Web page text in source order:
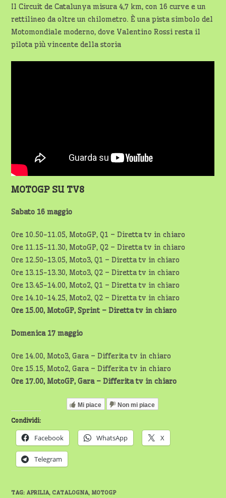
Il Circuit de Catalunya misura 4,7 km, con 16 curve e un
rettilineo da oltre un chilometro. È una pista simbolo del
Motomondiale moderno, dove Valentino Rossi resta il
pilota più vincente della storia
MOTOGP SU TV8
Sabato 16 maggio
Ore 10.50-11.05, MotoGP, Q1 – Diretta tv in chiaro
Ore 11.15-11.30, MotoGP, Q2 – Diretta tv in chiaro
Ore 12.50-13.05, Moto3, Q1 – Diretta tv in chiaro
Ore 13.15-13.30, Moto3, Q2 – Diretta tv in chiaro
Ore 13.45-14.00, Moto2, Q1 – Diretta tv in chiaro
Ore 14.10-14.25, Moto2, Q2 – Diretta tv in chiaro
Ore 15.00, MotoGP, Sprint – Diretta tv in chiaro
Domenica 17 maggio
Ore 14.00, Moto3, Gara – Differita tv in chiaro
Ore 15.15, Moto2, Gara – Differita tv in chiaro
Ore 17.00, MotoGP, Gara – Differita tv in chiaro
Mi piace Non mi piace
Condividi:
Facebook WhatsApp X
Telegram
TAG: APRILIA, CATALOGNA, MOTOGP